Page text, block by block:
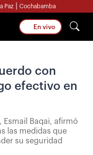
La Paz Cochabamba
En vivo
con
efectivo en
Esmail Baqai, afirmó
las medidas que
su seguridad